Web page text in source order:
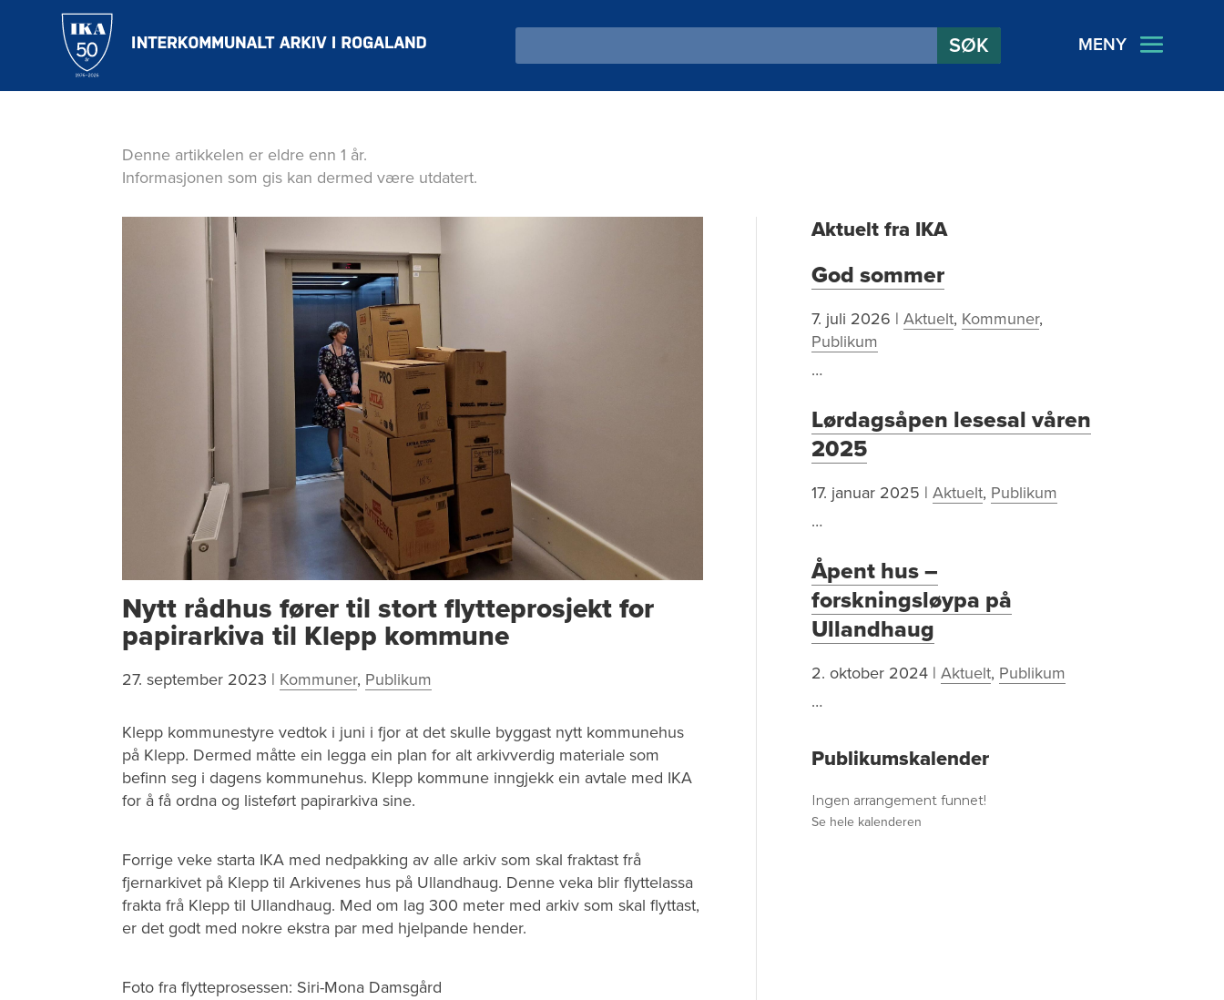
hovedinnholdet
MENY
Denne artikkelen er eldre enn 1 år.
Informasjonen som gis kan dermed være utdatert.
Nytt rådhus fører til stort flytteprosjekt for
papirarkiva til Klepp kommune
27. september 2023 | Kommuner, Publikum
Klepp kommunestyre vedtok i juni i fjor at det skulle byggast nytt kommunehus
på Klepp. Dermed måtte ein legga ein plan for alt arkivverdig materiale som
befinn seg i dagens kommunehus. Klepp kommune inngjekk ein avtale med IKA
for å få ordna og listeført papirarkiva sine.
Forrige veke starta IKA med nedpakking av alle arkiv som skal fraktast frå
fjernarkivet på Klepp til Arkivenes hus på Ullandhaug. Denne veka blir flyttelassa
frakta frå Klepp til Ullandhaug. Med om lag 300 meter med arkiv som skal flyttast,
er det godt med nokre ekstra par med hjelpande hender.
Foto fra flytteprosessen: Siri-Mona Damsgård
Aktuelt fra IKA
God sommer
7. juli 2026 | Aktuelt, Kommuner,
Publikum
…
Lørdagsåpen lesesal våren
2025
17. januar 2025 | Aktuelt, Publikum
…
Åpent hus –
forskningsløypa på
Ullandhaug
2. oktober 2024| Aktuelt, Publikum
…
Publikumskalender
Ingen arrangement funnet!
Se hele kalenderen